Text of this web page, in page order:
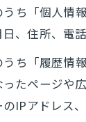
ち「個人情
、住所、電
ち「履歴情
たページや
IPアドレス